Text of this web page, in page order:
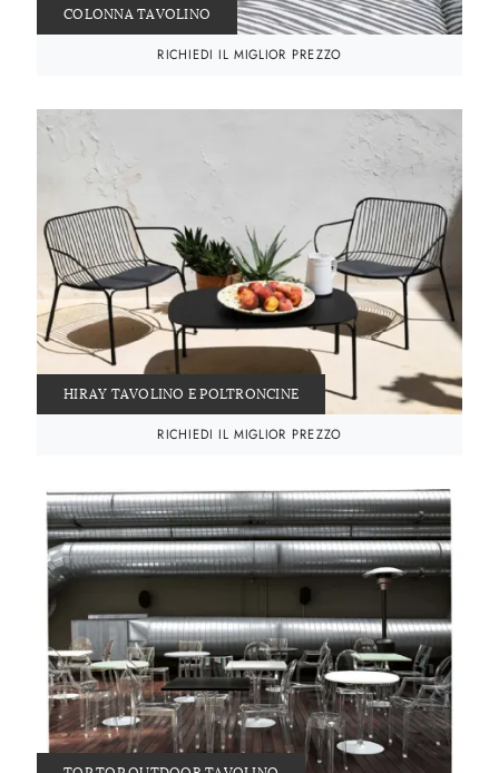
COLONNA TAVOLINO
RICHIEDI IL MIGLIOR PREZZO
HIRAY TAVOLINO E POLTRONCINE
RICHIEDI IL MIGLIOR PREZZO